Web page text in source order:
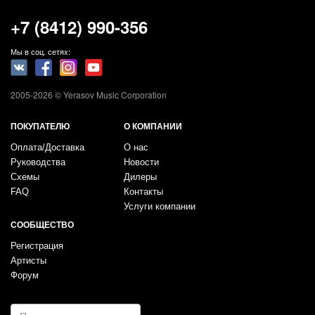
+7 (8412) 990-356
Мы в соц. сетях:
2005-2026 © Yerasov Music Corporation
ПОКУПАТЕЛЮ
Оплата/Доставка
Руководства
Схемы
FAQ
О КОМПАНИИ
О нас
Новости
Дилеры
Контакты
Услуги компании
СООБЩЕСТВО
Регистрация
Артисты
Форум
E-